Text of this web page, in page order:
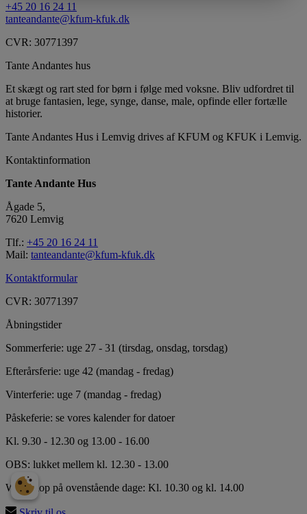
+45 20 16 24 11
tanteandante@kfum-kfuk.dk
CVR: 30771397
Tante Andantes hus
Et skægt og rart sted for børn i følge med voksne. Bliv udfordret til
at bruge fantasien, lege, synge, danse, male, opfinde eller fortælle
historier.
Tante Andantes Hus i Lemvig drives af KFUM og KFUK i Lemvig.
Kontaktinformation
Tante Andante Hus
Ågade 5,
7620 Lemvig
Tlf.: +45 20 16 24 11
Mail: tanteandante@kfum-kfuk.dk
Kontaktformular
CVR: 30771397
Åbningstider
Sommerferie: uge 27 - 31 (tirsdag, onsdag, torsdag)
Efterårsferie: uge 42 (mandag - fredag)
Vinterferie: uge 7 (mandag - fredag)
Påskeferie: se vores kalender for datoer
Kl. 9.30 - 12.30 og 13.00 - 16.00
OBS: lukket mellem kl. 12.30 - 13.00
Workshop på ovenstående dage: Kl. 10.30 og kl. 14.00